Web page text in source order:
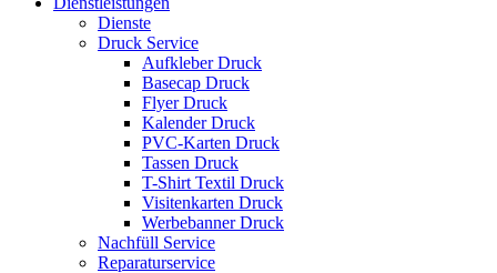
Dienste
Druck Service
Aufkleber Druck
Basecap Druck
Flyer Druck
Kalender Druck
PVC-Karten Druck
Tassen Druck
T-Shirt Textil Druck
Visitenkarten Druck
Werbebanner Druck
Nachfüll Service
Reparaturservice